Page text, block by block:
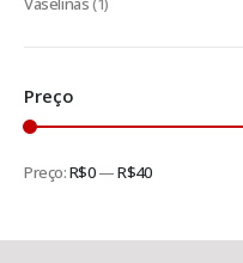
Preço
Preço:R$0—R$40